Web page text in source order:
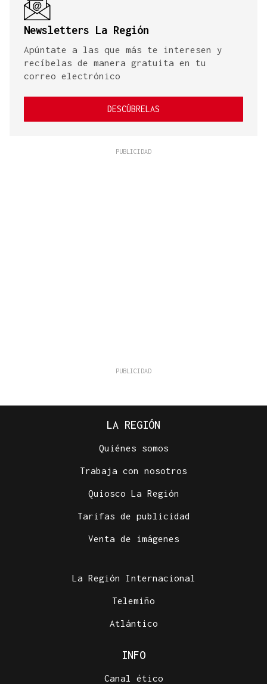
Newsletters La Región
Apúntate a las que más te interesen y
recíbelas de manera gratuita en tu
correo electrónico
DESCÚBRELAS
LA REGIÓN
Quiénes somos
Trabaja con nosotros
Quiosco La Región
Tarifas de publicidad
Venta de imágenes
La Región Internacional
Telemiño
Atlántico
INFO
Canal ético